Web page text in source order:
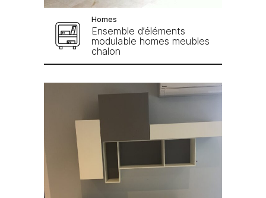
Homes
Ensemble d’éléments
modulable homes meubles
chalon